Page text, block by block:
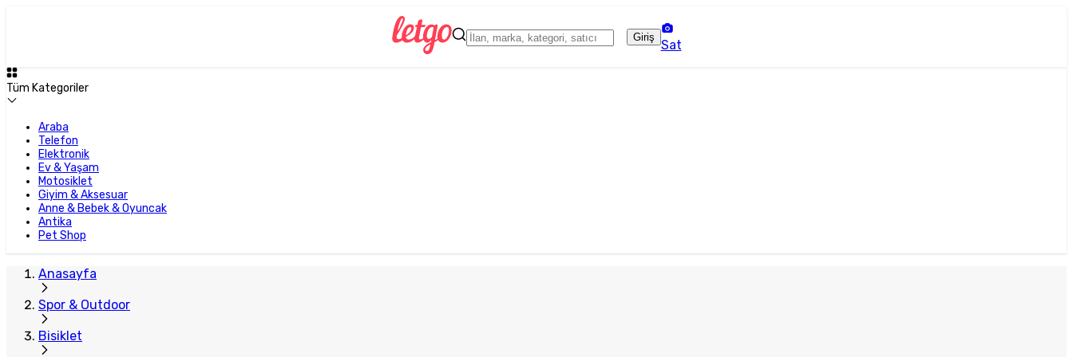
Giriş
Sat
Tüm Kategoriler
Araba
Telefon
Elektronik
Ev & Yaşam
Motosiklet
Giyim & Aksesuar
Anne & Bebek & Oyuncak
Antika
Pet Shop
Anasayfa
Spor & Outdoor
Bisiklet